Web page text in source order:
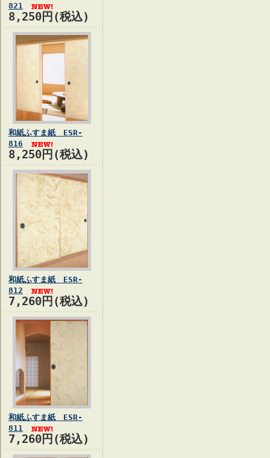
821
8,250円(税込)
和紙ふすま紙 ESR-
816
8,250円(税込)
和紙ふすま紙 ESR-
812
7,260円(税込)
和紙ふすま紙 ESR-
811
7,260円(税込)